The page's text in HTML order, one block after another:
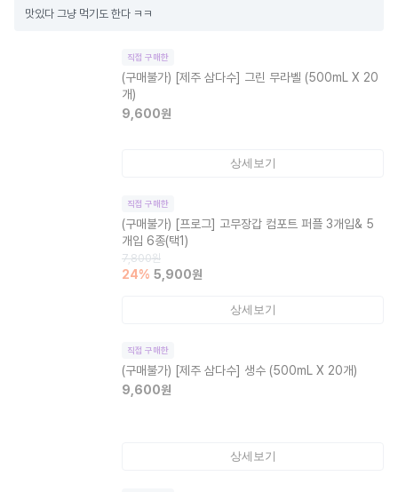
맛있다 그냥 먹기도 한다 ㅋㅋ
직접 구매한
(구매불가) [제주 삼다수] 그린 무라벨 (500mL X 20
개)
9,600원
상세보기
직접 구매한
(구매불가) [프로그] 고무장갑 컴포트 퍼플 3개입& 5
개입 6종(택1)
7,800원
24% 5,900원
상세보기
직접 구매한
(구매불가) [제주 삼다수] 생수 (500mL X 20개)
9,600원
상세보기